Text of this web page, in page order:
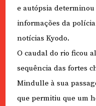
e autópsia
informações da
notícias Kyodo.
O caudal do rio ficou
sequência das fortes
Mindulle à sua
que permitiu que um